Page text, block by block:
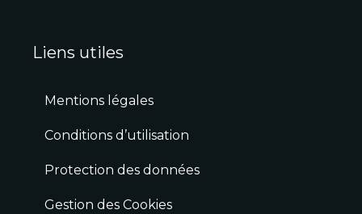
Liens utiles
Mentions légales
Conditions d’utilisation
Protection des données
Gestion des Cookies